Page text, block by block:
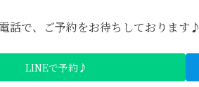
話で、ご予約をお待ちしております♪
LINEで予約♪